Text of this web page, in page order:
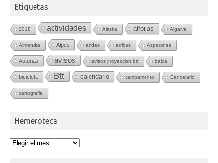
Etiquetas
2018 actividades Alaska alforjas Algarve
Almendra Alpes andes arribes Asperones
Asturias avisos avisos proyección btt babia
bicicleta Btt calendario campamento Candelario
cartografia
Hemeroteca
Hemeroteca